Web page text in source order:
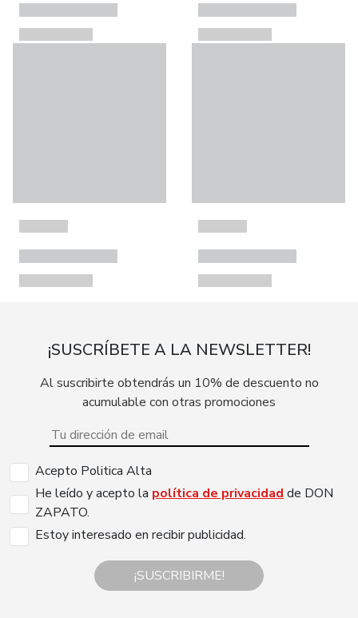
¡SUSCRÍBETE A LA NEWSLETTER!
Al suscribirte obtendrás un 10% de descuento no
acumulable con otras promociones
Acepto Politica Alta
He leído y acepto la política de privacidad de DON
ZAPATO.
Estoy interesado en recibir publicidad.
¡SUSCRIBIRME!